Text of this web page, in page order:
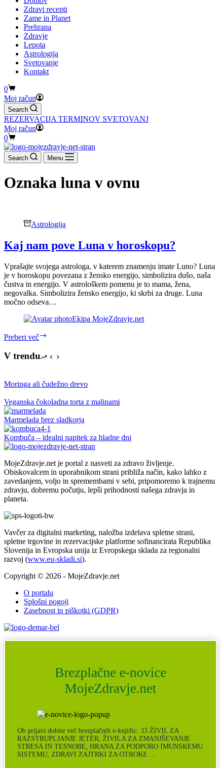
Zdravi recepti
Zame in Planet
Prehrana
Zdravje
Lepota
Astrologija
Svetovanje
Kontakt
Shopping
cart
0
Moj račun
Search
REZERVACIJA TERMINOV SVETOVANJ
Moj račun
Shopping
cart
0
Search Menu
Oznaka luna v ovnu
Astrologija
Kaj nam pove Luna v horoskopu?
Vprašajte svojega astrologa, v katerem znamenju imate Luno? Luna
je v horoskopu povezana z žensko energijo, simbolizira dušo, naša
čustva in energijo. V astrološkem pomenu je to mama, žena,
negovalka. Simbolizira žensko energijo, ki skrbi za druge. Luna
močno odseva…
Ekipa MojeZdravje.net
Preberi več
Luna
horoskopu?
V trendu
Moringa ali čudežno drevo
Veganska čokoladna torta z malinami
Marmelada brez sladkorja
Kombuča – idealni napitek za hladne dni
MojeZdravje.net je portal z nasveti za zdravo življenje.
Obiskovalcem in uporabnikom strani približa način, kako lahko z
zavedanjem, voljo in spremembami v sebi, pripomoremo k trajnemu
zdravju, dobremu počutju, lepši prihodnosti našega zdravja in
planeta.
Vavčer za digitalni marketing, naložba izdelava spletne strani,
spletne trgovine in rezervacijske platforme sofinancirata Republika
Slovenija in Evropska unija iz Evropskega sklada za regionalni
razvoj (www.eu-skladi.si).
Copyright © 2026 - MojeZdravje.net
O portalu
Splošni pogoji
Zasebnost in piškotki (GDPR)
Brezplačne e-novice
MojeZdravje.net
Ob prijavi dobite več brezplačnih e-knjižic: 33 ŽIVIL ZA
RAZSTRUPLJANJE JETER, ŽIVILA ZA ZMANJŠEVANJE
STRESA IN TESNOBE, HRANA ZA PODPORO IMUNSKEMU
SISTEMU, ZDRAVI ZAJTRKI ZA OTROKE …